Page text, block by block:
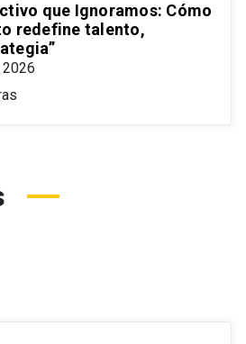
que Ignoramos: Cómo
redefine talento,